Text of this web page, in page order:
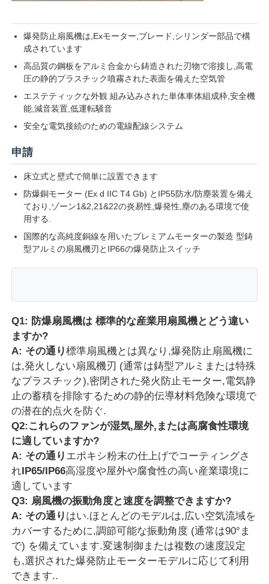
爆発防止扇風機は,Exモーター,ブレード,シリンダー部品で構
成されています
高品質の鋼板をアルミ合金から鋳造された刃物で溶接し,高電
圧の静的プラスチック噴霧された表面を備えた空気管
エステティックな外観 組み込みされた単体車体組成枠,安全機
能,減音装置,低運転騒音
安全な電気接続のための電線配線システム
申請
床立式と壁式で簡単に設置できます
防爆銅モーター (Ex d IIC T4 Gb) とIP55防水/防塵装置を備え
ており,ゾーン1&2,21&22の炎易性,爆発性,塵のある環境で使
用する.
国際的な高純度銅線を用いたプレミアムモーターの製造 型鋳
型アルミの扇風機刃とIP66の爆発防止スイッチ
Q1: 防爆扇風機は 標準的な産業用扇風機とどう違い
ますか?
A: その通り標準扇風機とは異なり,爆発防止扇風機に
は,発火しない扇風機刃 (通常は鋳型アルミまたは特殊
なプラスチック),密閉された発火防止モーター,電気静
止の蓄積を排除するための静的伝導材料危険な環境で
の潜在的点火を防ぐ.
Q2:これらのファンが湿気,屋外,または高腐食性環境
に適していますか?
A: その通り エポキシ粉末の仕上げでコーティングさ
れ IP65/IP66高湿度や屋外や腐食性の高い産業環境に
適しています
Q3: 扇風機の振動角度と速度を調整できますか?
A: その通り はい.ほとんどのモデルは,広い空気流域を
カバーするために,調節可能な振動角度 (通常は90°ま
で) を備えています.変速制御または複数の速度設定
も,選択された爆発防止モーターモデルに応じて利用
できます..